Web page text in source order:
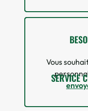
SERVICE
Vous